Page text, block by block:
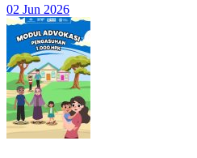
02 Jun 2026